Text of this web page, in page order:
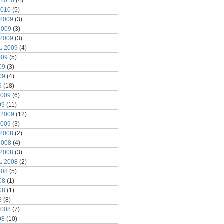
(5)
(3)
(3)
(3)
2009 (4)
(5)
(3)
(4)
(18)
(6)
(11)
(12)
(3)
(2)
(4)
(3)
2008 (2)
(5)
(1)
(1)
(8)
(7)
(10)